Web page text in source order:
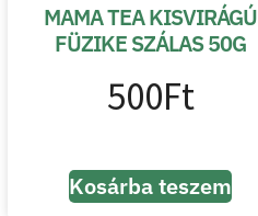
MAMA TEA KISVIRÁGÚ
FÜZIKE SZÁLAS 50G
500Ft
Kosárba teszem